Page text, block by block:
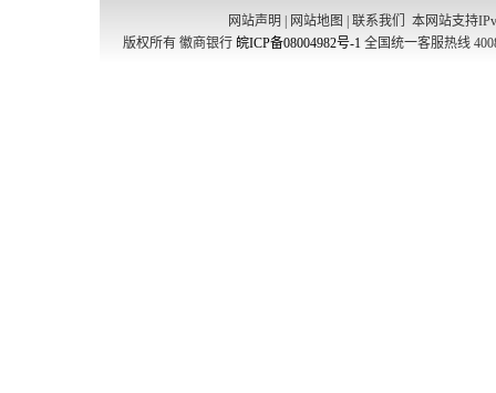
网站声明 网站地图 联系我们
本网站支持
版权所有 徽商银行 皖ICP备08004982号-1 全国统一客服热线